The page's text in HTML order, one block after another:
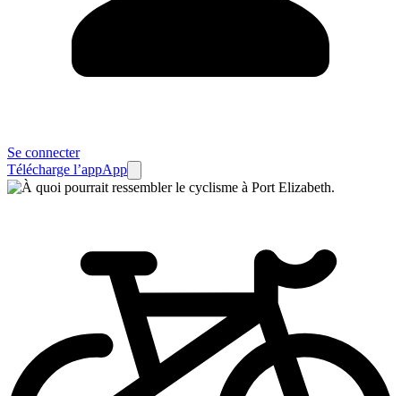
Se connecter
Télécharge l’appApp